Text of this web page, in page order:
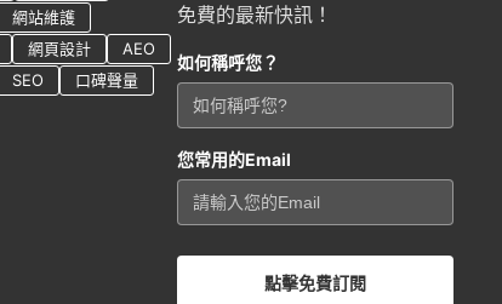
網站維護
網頁設計
AEO
SEO 口碑聲量
免費的最新快訊！
如何稱呼您？
您常用的Email
點擊免費訂閱